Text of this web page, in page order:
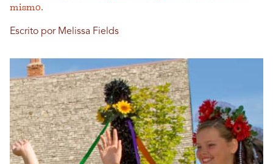
mismo.
Escrito por Melissa Fields